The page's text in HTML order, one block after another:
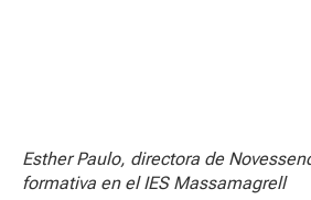
Esther Paulo, directora de
formativa en el IES Massamagrell